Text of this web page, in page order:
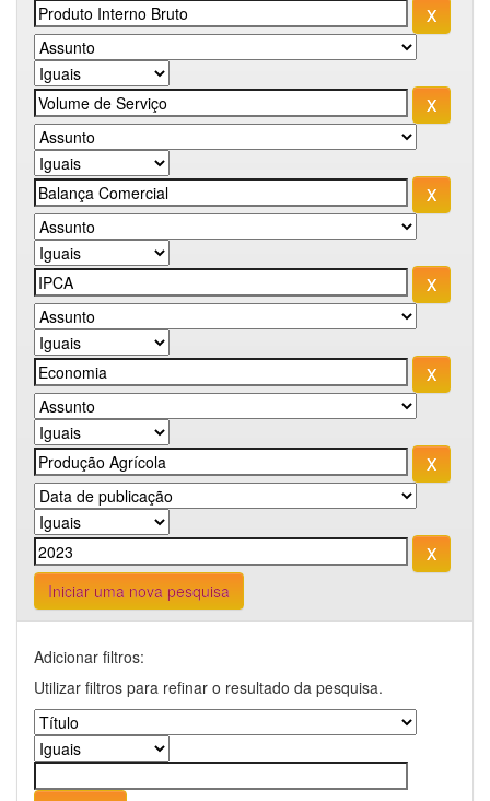
Iniciar uma nova pesquisa
Adicionar filtros:
Utilizar filtros para refinar o resultado da pesquisa.